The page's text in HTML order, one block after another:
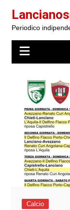
contenuto
Periodico
Calcio